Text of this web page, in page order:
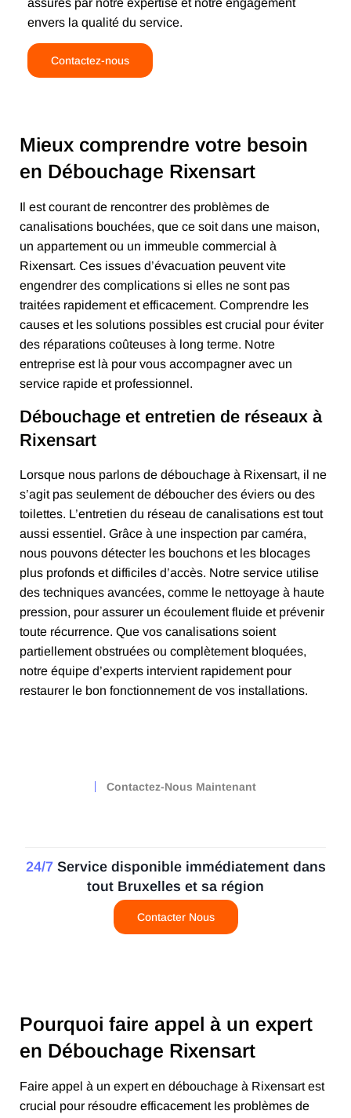
envers la qualité du service.
Contactez-nous
Mieux comprendre votre besoin
en Débouchage Rixensart
Il est courant de rencontrer des problèmes de
canalisations bouchées, que ce soit dans une maison,
un appartement ou un immeuble commercial à
Rixensart. Ces issues d’évacuation peuvent vite
engendrer des complications si elles ne sont pas
traitées rapidement et efficacement. Comprendre les
causes et les solutions possibles est crucial pour éviter
des réparations coûteuses à long terme. Notre
entreprise est là pour vous accompagner avec un
service rapide et professionnel.
Débouchage et entretien de réseaux à
Rixensart
Lorsque nous parlons de débouchage à Rixensart, il ne
s’agit pas seulement de déboucher des éviers ou des
toilettes. L’entretien du réseau de canalisations est tout
aussi essentiel. Grâce à une inspection par caméra,
nous pouvons détecter les bouchons et les blocages
plus profonds et difficiles d’accès. Notre service utilise
des techniques avancées, comme le nettoyage à haute
pression, pour assurer un écoulement fluide et prévenir
toute récurrence. Que vos canalisations soient
partiellement obstruées ou complètement bloquées,
notre équipe d’experts intervient rapidement pour
restaurer le bon fonctionnement de vos installations.
Contactez-Nous Maintenant
24/7 Service disponible immédiatement dans
tout Bruxelles et sa région
Contacter Nous
Pourquoi faire appel à un expert
en Débouchage Rixensart
Faire appel à un expert en débouchage à Rixensart est
crucial pour résoudre efficacement les problèmes de